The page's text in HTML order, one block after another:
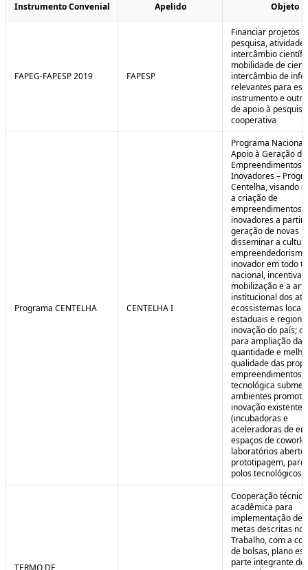
Instrumento Convenial Apelido Objeto
FAPEG-FAPESP 2019 FAPESP
Financiar projetos
pesquisa,
intercâmbio
mobilidade de
intercâmbio de
relevantes para
instrumento e
de apoio à pesquisa
cooperativa
Programa CENTELHA CENTELHA I
Programa Nacional
Apoio à Geração de
Empreendimentos
Inovadores –
Centelha, visando
a criação de
empreendimentos
inovadores a partir
geração de novas
disseminar a
empreendedorismo
inovador em todo
nacional,
mobilização e a
institucional dos
ecossistemas
estaduais e
inovação do país;
para ampliação da
quantidade e
qualidade das
empreendimentos
tecnológica
ambientes
inovação
(incubadoras e
aceleradoras de
espaços de
laboratórios
prototipagem,
polos tecnológicos
TERMO DE
Cooperação
acadêmica para
implementação de
metas descritas no
Trabalho, com a
de bolsas, plano
parte integrante do